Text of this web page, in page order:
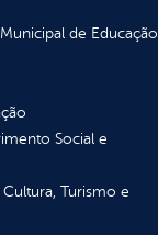
de Educação
Social e
Cultura, Turismo e